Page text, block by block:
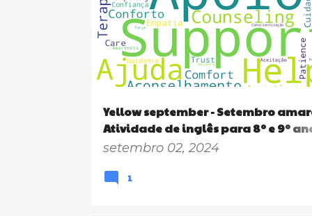
Yellow september - Setembro
Atividade de inglês para 8º e 9º
Nuvem de palavras - Produção de
setembro 02, 2024
1